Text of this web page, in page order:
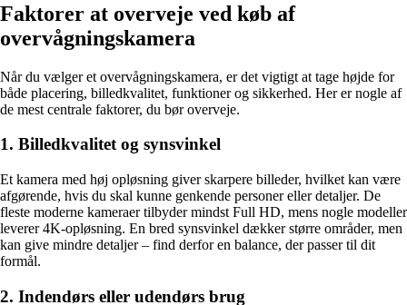
Faktorer at overveje ved køb af
overvågningskamera
Når du vælger et overvågningskamera, er det vigtigt at tage højde for
både placering, billedkvalitet, funktioner og sikkerhed. Her er nogle af
de mest centrale faktorer, du bør overveje.
1. Billedkvalitet og synsvinkel
Et kamera med høj opløsning giver skarpere billeder, hvilket kan være
afgørende, hvis du skal kunne genkende personer eller detaljer. De
fleste moderne kameraer tilbyder mindst Full HD, mens nogle modeller
leverer 4K-opløsning. En bred synsvinkel dækker større områder, men
kan give mindre detaljer – find derfor en balance, der passer til dit
formål.
2. Indendørs eller udendørs brug